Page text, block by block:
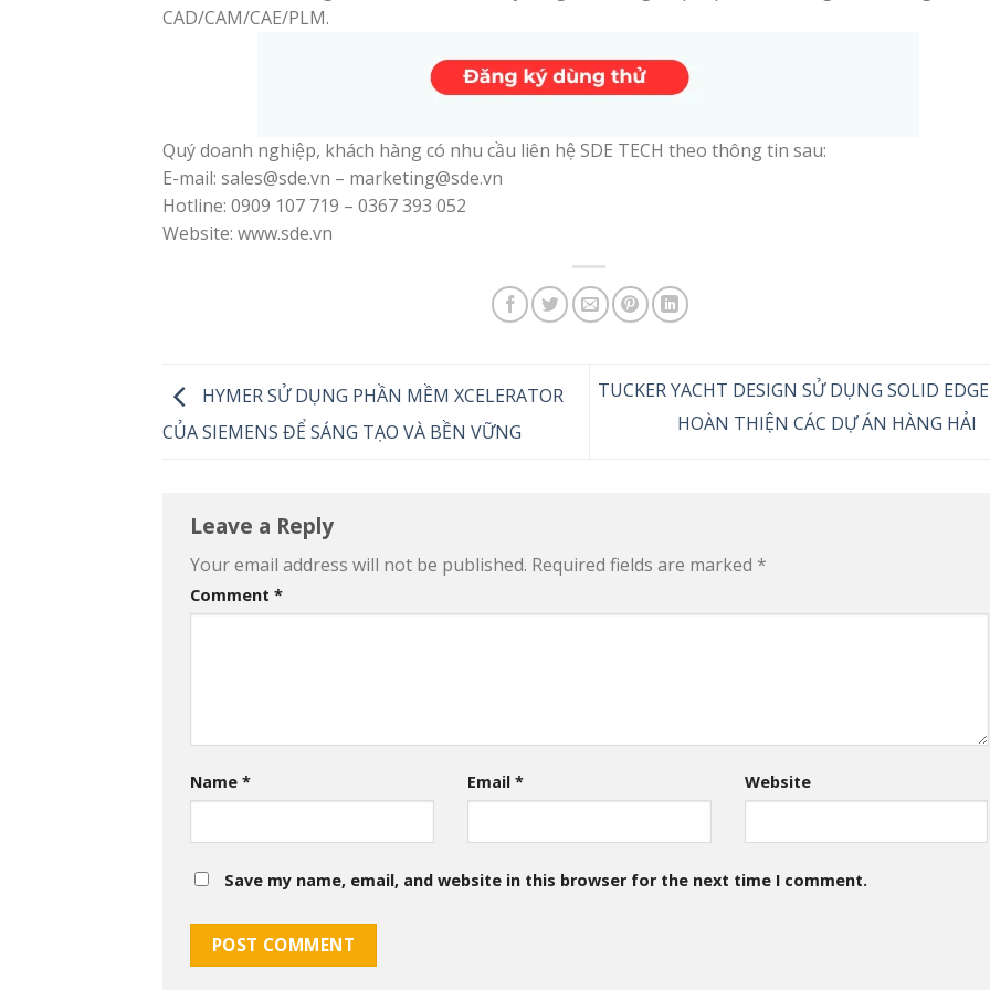
CAD/CAM/CAE/PLM.
Quý doanh nghiệp, khách hàng có nhu cầu liên hệ SDE TECH theo thông tin sau:
E-mail: sales@sde.vn – marketing@sde.vn
Hotline: 0909 107 719 – 0367 393 052
Website: www.sde.vn
HYMER SỬ DỤNG PHẦN MỀM XCELERATOR
CỦA SIEMENS ĐỂ SÁNG TẠO VÀ BỀN VỮNG
TUCKER YACHT DESIGN SỬ DỤNG SOLID
HOÀN THIỆN CÁC DỰ ÁN HÀNG HẢI
Leave a Reply
Your email address will not be published. Required fields are marked *
Comment *
Name * Email * Website
Save my name, email, and website in this browser for the next time I comment.